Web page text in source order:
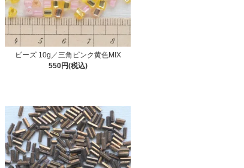
ビーズ 10g／三角ピンク黄色MIX
550円(税込)